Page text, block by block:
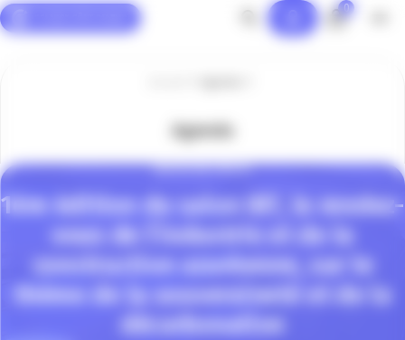
0
Agenda
INVITATION PRESSE
1ère édition du salon IBT, le rendez-
vous de l’industrie et de la
construction azuréenne, sur le
thème de la souveraineté et de la
décarbonation
Panneau de gestion des cookies